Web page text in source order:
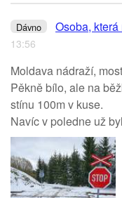
Dávno Osoba,
13:56
Moldava nádraží,
Pěkně bílo, ale na
stínu 100m v kuse.
Navíc v poledne už